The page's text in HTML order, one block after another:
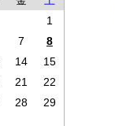
1
7
8
14
15
21
22
28
29